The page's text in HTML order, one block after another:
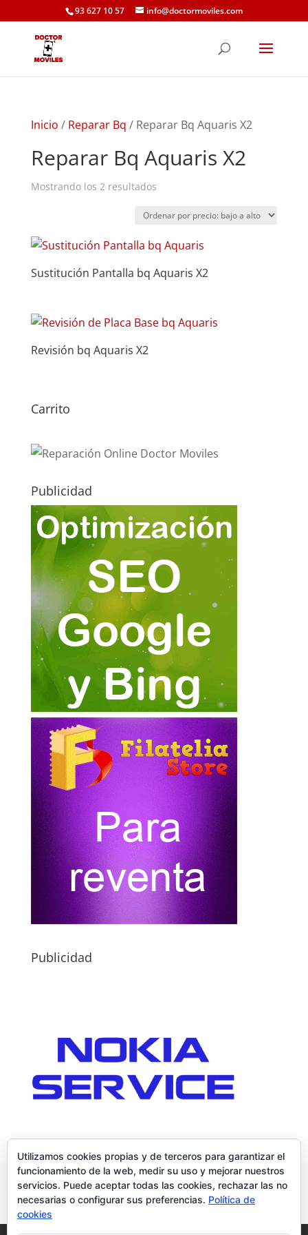
93 627 10 57 info@doctormoviles.com
Inicio / Reparar Bq / Reparar Bq Aquaris X2
Reparar Bq Aquaris X2
Mostrando los 2 resultadosOrdenado
precio:
bajo
alto
Sustitución Pantalla bq Aquaris X2
Revisión bq Aquaris X2
Carrito
Publicidad
Publicidad
Utilizamos cookies propias y de terceros para garantizar el
funcionamiento de la web, medir su uso y mejorar nuestros
servicios. Puede aceptar todas las cookies, rechazar las no
necesarias o configurar sus preferencias. Política de
cookies